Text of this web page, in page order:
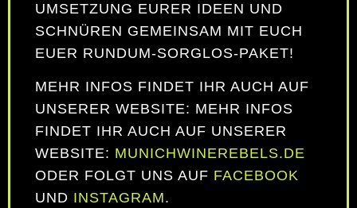
UMSETZUNG EURER IDEEN UND
SCHNÜREN GEMEINSAM MIT EUCH
EUER RUNDUM-SORGLOS-PAKET!
MEHR INFOS FINDET IHR AUCH AUF
UNSERER WEBSITE: MEHR INFOS
FINDET IHR AUCH AUF UNSERER
WEBSITE: MUNICHWINEREBELS.DE
ODER FOLGT UNS AUF FACEBOOK
UND INSTAGRAM.